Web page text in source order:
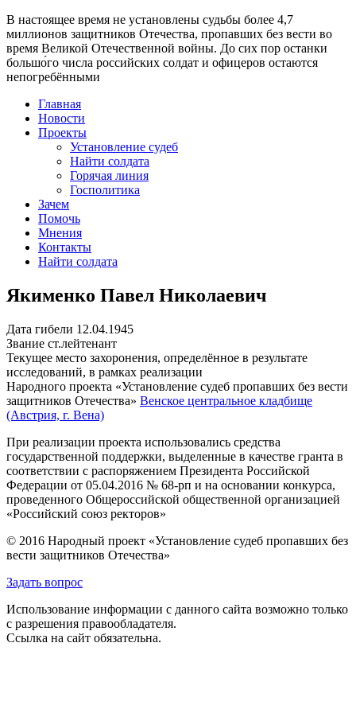
В настоящее время не установлены судьбы более 4,7
миллионов защитников Отечества, пропавших без вести во
время Великой Отечественной войны. До сих пор останки
большо́го числа российских солдат и офицеров остаются
непогребёнными
Главная
Новости
Проекты
Установление судеб
Найти солдата
Горячая линия
Госполитика
Зачем
Помочь
Мнения
Контакты
Найти солдата
Якименко Павел Николаевич
Дата гибели 12.04.1945
Звание ст.лейтенант
Текущее место захоронения, определённое в результате
исследований, в рамках реализации
Народного проекта «Установление судеб пропавших без вести
защитников Отечества» Венское центральное кладбище
(Австрия, г. Вена)
При реализации проекта использовались средства
государственной поддержки, выделенные в качестве гранта в
соответствии с распоряжением Президента Российской
Федерации от 05.04.2016 № 68-рп и на основании конкурса,
проведенного Общероссийской общественной организацией
«Российский союз ректоров»
© 2016 Народный проект «Установление судеб пропавших без
вести защитников Отечества»
Задать вопрос
Использование информации с данного сайта возможно только
с разрешения правообладателя.
Ссылка на сайт обязательна.